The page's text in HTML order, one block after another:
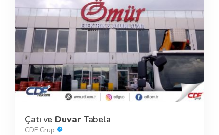
Çatı ve DuvarTabela
CDF Grup